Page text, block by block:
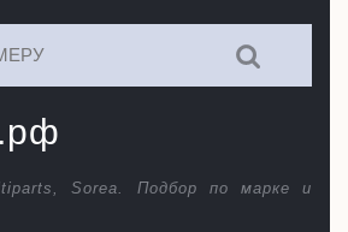
Sorea. Подбор по марке и